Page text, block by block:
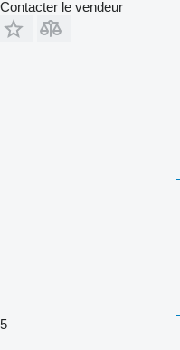
Contacter le vendeur
5